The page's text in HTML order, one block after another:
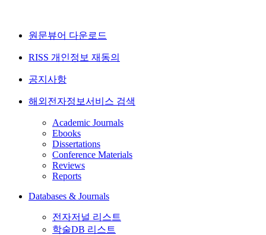
원문뷰어 다운로드
RISS 개인정보 재동의
공지사항
해외전자정보서비스 검색
Academic Journals
Ebooks
Dissertations
Conference Materials
Reviews
Reports
Databases & Journals
전자저널 리스트
학술DB 리스트